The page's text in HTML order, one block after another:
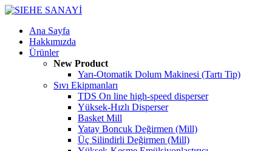
Ana Sayfa
Hakkımızda
Ürünler
New Product
Yarı-Otomatik Dolum Makinesi (Tartı Tip)
Sıvı Ekipmanları
TDS On line high-speed disperser
Yüksek-Hızlı Disperser
Basket Mill
Yatay Boncuk Değirmen (Mill)
Üç Silindirli Değirmen (Mill)